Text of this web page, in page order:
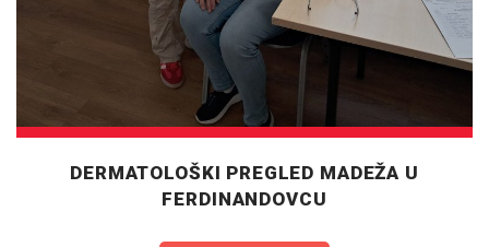
DERMATOLOŠKI PREGLED MADEŽA U
FERDINANDOVCU